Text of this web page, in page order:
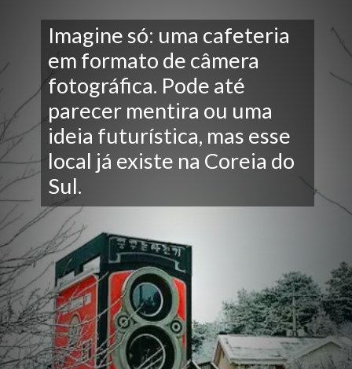
Imagine só: uma cafeteria
em formato de câmera
fotográfica. Pode até
parecer mentira ou uma
ideia futurística, mas esse
local já existe na Coreia do
Sul.